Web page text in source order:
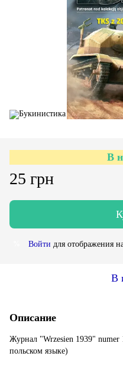
В
25 грн
Войти для отображения
В
Описание
Журнал "Wrzesien 1939"
польском языке)